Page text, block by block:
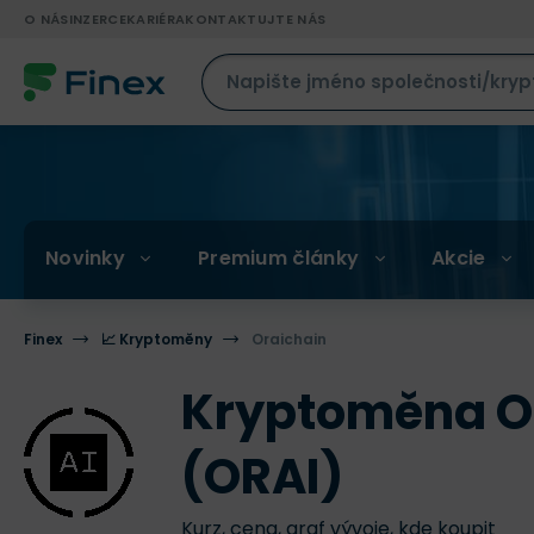
O NÁSINZERCEKARIÉRAKONTAKTUJTE NÁS
Novinky Premium články Akcie
Finex 📈 Kryptoměny Oraichain
Kryptoměna
(ORAI)